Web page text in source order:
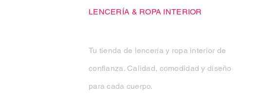
LENCERÍA & ROPA INTERIOR
Tu tienda de lencería y ropa interior de
confianza. Calidad, comodidad y diseño
para cada cuerpo.